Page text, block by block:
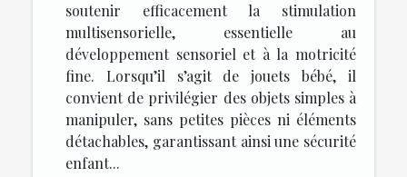
soutenir efficacement la stimulation
multisensorielle, essentielle au
développement sensoriel et à la motricité
fine. Lorsqu’il s’agit de jouets bébé, il
convient de privilégier des objets simples à
manipuler, sans petites pièces ni éléments
détachables, garantissant ainsi une sécurité
enfant...